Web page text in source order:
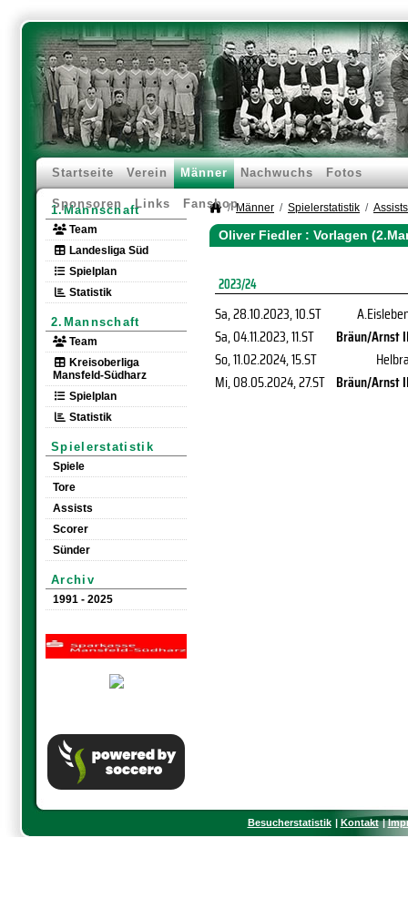
Startseite Verein Männer Nachwuchs Fotos
Sponsoren Links Fanshop
1.Mannschaft
Team
Landesliga Süd
Spielplan
Statistik
2.Mannschaft
Team
Kreisoberliga
Mansfeld-Südharz
Spielplan
Statistik
Spielerstatistik
Spiele
Tore
Assists
Scorer
Sünder
Archiv
1991 - 2025
Männer Spielerstatistik Assists
Oliver Fiedler : Vorlagen
2023/24
Sa, 28.10.2023, 10.ST
Sa, 04.11.2023, 11.ST
Bräun/Arnst
So, 11.02.2024, 15.ST
Mi, 08.05.2024, 27.ST Bräun/Arnst
Besucherstatistik Kontakt